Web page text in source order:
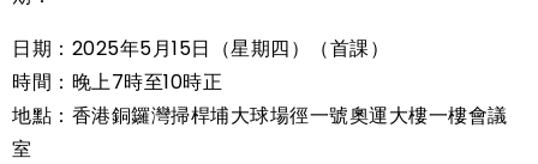
日期：2025年5月15日（星期四）（首課）
時間：晚上7時至10時正
地點：香港銅鑼灣掃桿埔大球場徑一號奧運大樓一樓會議
室